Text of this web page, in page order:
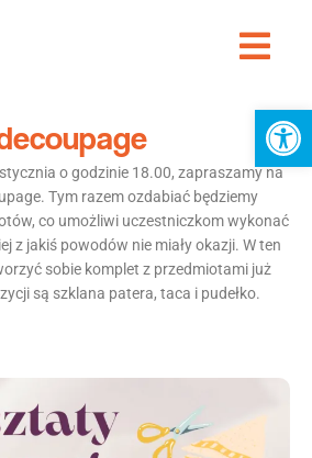
o godzinie 18.00, zapraszamy na
Tym razem ozdabiać będziemy
co umożliwi uczestniczkom wykonać
z jakiś powodów nie miały okazji. W ten
sobie komplet z przedmiotami już
są szklana patera, taca i pudełko.